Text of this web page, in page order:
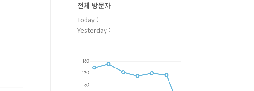
전체 방문자
Today :
Yesterday :